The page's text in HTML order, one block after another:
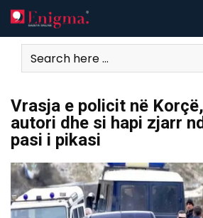
Skip
to
content
Vrasja e policit në
autori dhe si hapi zjarr
pasi i pikasi